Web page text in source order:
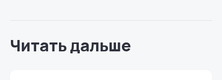
Читать дальше